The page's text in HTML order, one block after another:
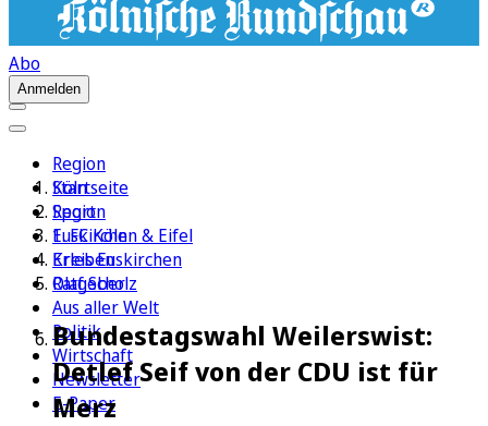
Abo
Anmelden
Region
Köln
Sport
1. FC Köln
Erleben
Ratgeber
Aus aller Welt
Politik
Wirtschaft
Newsletter
E-Paper
Startseite
Region
Euskirchen & Eifel
Kreis Euskirchen
Olaf Scholz
Bundestagswahl Weilerswist:
Detlef Seif von der CDU ist für
Merz